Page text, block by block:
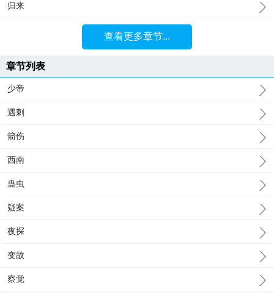
归来
查看更多章节...
章节列表
少帝
遇刺
箭伤
西南
蛊虫
疑案
夜探
变故
察觉